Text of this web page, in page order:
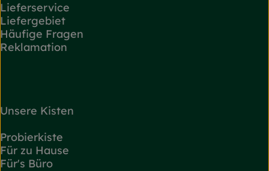
Lieferservice
Liefergebiet
Häufige Fragen
Reklamation
Unsere Kisten
Probierkiste
Für zu Hause
Für's Büro